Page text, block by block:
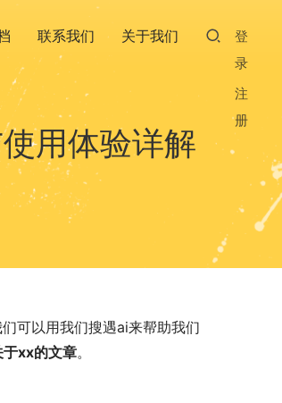
联系我们 关于我们
登
录
注
册
用体验详解
可以用我们搜遇ai来帮助我们
于xx的文章。